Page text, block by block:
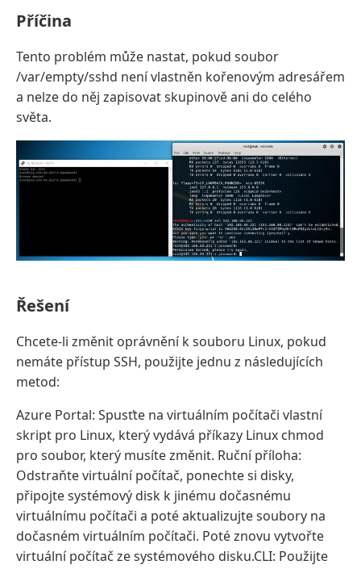
Příčina
Tento problém může nastat, pokud soubor
/var/empty/sshd není vlastněn kořenovým adresářem
a nelze do něj zapisovat skupinově ani do celého
světa.
Řešení
Chcete-li změnit oprávnění k souboru Linux, pokud
nemáte přístup SSH, použijte jednu z následujících
metod:
Azure Portal: Spusťte na virtuálním počítači vlastní
skript pro Linux, který vydává příkazy Linux chmod
pro soubor, který musíte změnit. Ruční příloha:
Odstraňte virtuální počítač, ponechte si disky,
připojte systémový disk k jinému dočasnému
virtuálnímu počítači a poté aktualizujte soubory na
dočasném virtuálním počítači. Poté znovu vytvořte
virtuální počítač ze systémového disku.CLI: Použijte